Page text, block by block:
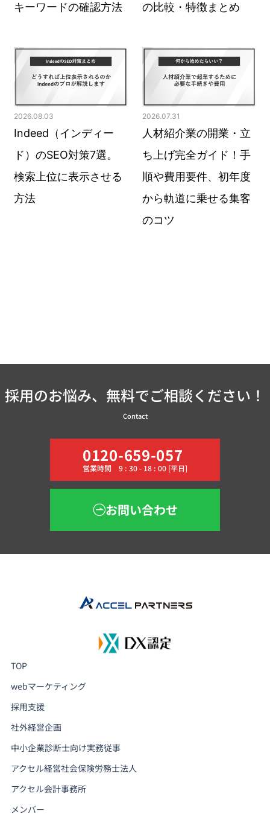
キーワードの確認方法
の比較・特徴まとめ
2026.08.03
Indeed（インディー
ド）のSEO対策7選。
検索上位に表示させる
方法
2026.07.31
人材紹介業の開業・立
ち上げ完全ガイド！手
順や費用要件、初年度
から軌道に乗せる集客
のコツ
採用のお悩み、無料でご相談ください！
Contact
0120-659-057
営業時間 9 : 30 - 18 : 00 [平日]
お問い合わせ
TOP
webマーケティング
採用支援
社外経営企画
中小企業診断士向け実務従事
アクセル経営社会保険労務士法人
アクセル会計事務所
メンバー